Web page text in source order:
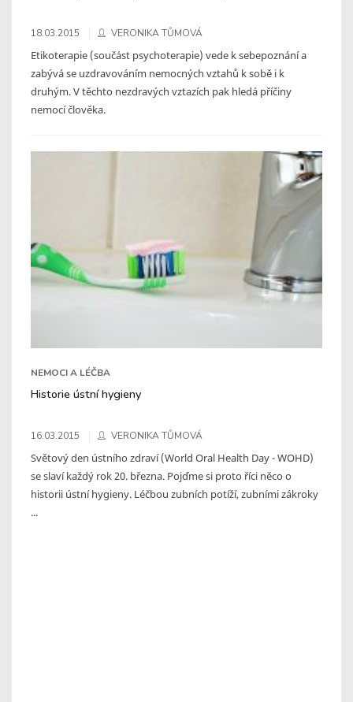
18.03.2015 VERONIKA TŮMOVÁ
Etikoterapie (součást psychoterapie) vede k sebepoznání a
zabývá se uzdravováním nemocných vztahů k sobě i k
druhým. V těchto nezdravých vztazích pak hledá příčiny
nemocí člověka.
NEMOCI A LÉČBA
Historie ústní hygieny
16.03.2015 VERONIKA TŮMOVÁ
Světový den ústního zdraví (World Oral Health Day - WOHD)
se slaví každý rok 20. března. Pojďme si proto říci něco o
historii ústní hygieny. Léčbou zubních potíží, zubními zákroky
...